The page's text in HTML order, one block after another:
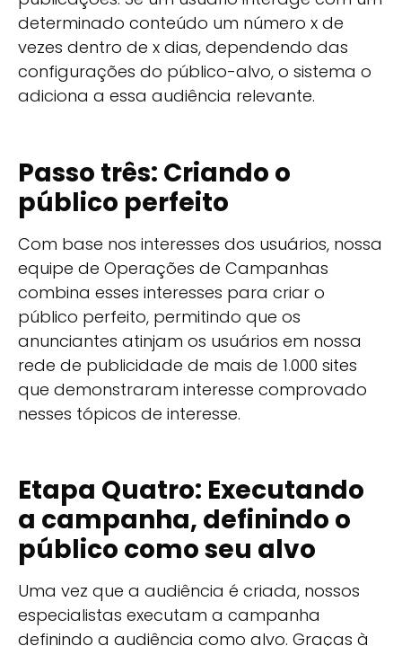
determinado conteúdo um número x de
vezes dentro de x dias, dependendo das
configurações do público-alvo, o sistema o
adiciona a essa audiência relevante.
Passo três: Criando o
público perfeito
Com base nos interesses dos usuários, nossa
equipe de Operações de Campanhas
combina esses interesses para criar o
público perfeito, permitindo que os
anunciantes atinjam os usuários em nossa
rede de publicidade de mais de 1.000 sites
que demonstraram interesse comprovado
nesses tópicos de interesse.
Etapa Quatro: Executando
a campanha, definindo o
público como seu alvo
Uma vez que a audiência é criada, nossos
especialistas executam a campanha
definindo a audiência como alvo. Graças à